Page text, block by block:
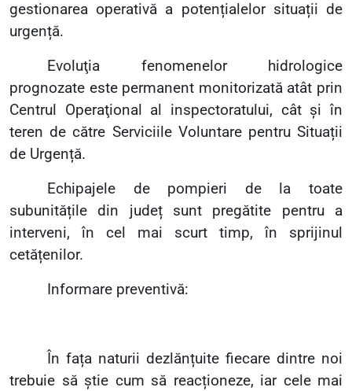
gestionarea operativă a potențialelor situații de
urgență.
Evoluţia fenomenelor hidrologice
prognozate este permanent monitorizată atât prin
Centrul Operaţional al inspectoratului, cât și în
teren de către Serviciile Voluntare pentru Situații
de Urgență.
Echipajele de pompieri de la toate
subunitățile din județ sunt pregătite pentru a
interveni, în cel mai scurt timp, în sprijinul
cetățenilor.
Informare preventivă:
În fața naturii dezlănțuite fiecare dintre noi
trebuie să știe cum să reacționeze, iar cele mai